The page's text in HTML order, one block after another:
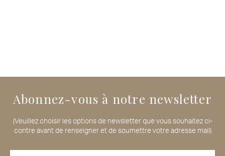
Abonnez-vous à notre newsletter
(Veuillez choisir les options de newsletter que vous souhaitez ci-
contre avant de renseigner et de soumettre votre adresse mail)